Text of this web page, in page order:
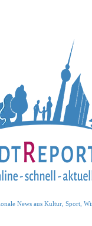
News aus Kultur, Sport,